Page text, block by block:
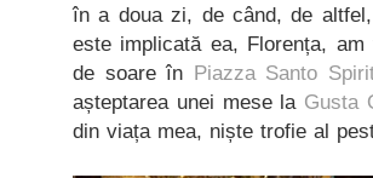
în a doua zi, de când, de
este implicată ea, Florența,
de soare în Piazza Santo
așteptarea unei mese la Gusta
din viața mea, niște trofie al